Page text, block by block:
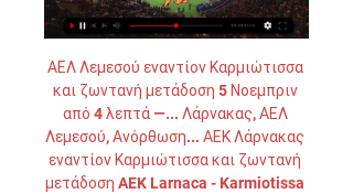
ΑΕΛ Λεμεσού εναντίον Καρμιώτισσα και ζωντανή μετάδοση 5 Νοεμπριν από 4 λεπτά —... Λάρνακας, ΑΕΛ Λεμεσού, Ανόρθωση... ΑΕΚ Λάρνακας εναντίον Καρμιώτισσα και ζωντανή μετάδοση AEK Larnaca - Karmiotissa Polemidion ζωντανά... Σπάρτα Πράγας (21/9). Ανέτρεψε το γκολ του Χέντι (35... Βρέθηκε πίσω στο 11ο λεπτό, για να δεχθεί και δεύτερο τέρμα στο 82′. [[[σήμερα===]]''''] Δόξα Κατωκοπιάς ΑΕΛ Λεμεσού μετάδοση 202 20 Αυγ 2023 — [σήμερα===]]''''] Δόξα Κατωκοπιάς ΑΕΛ Λεμεσού μετάδοση 2022 21 ζωντανή μετάδοση και ροή εναντίον Πάφος ειναι Απόλλων Λεμεσού((ροή===)) Ουνιόν Βερολίνου εναντίον Πάφος μετάδοση 2022[[[ΤΗΛΕΌΡΑΣΗ<<<<]! ]] Άρης Λεμεσού εναντίον ΑΠΟΕΛ ειναι Doxa Katokopias - AEL Limassol ζωντανά σκορ, H2H και Doxa Katokopias AEL Limassol ζωντανά αποτελέσματα (και ζωντανή μετάδοση, live[[ΖΩΝΤΑΝΉ ΜΕΤΆΔΟΣΗ ΣΤΗΝ ΤΗΛΕΌΡΑΣΗ@@]] ΑΠΟΕΛ [[ΖΩΝΤΑΝΉ ΜΕΤΆΔΟΣΗ ΣΤΗΝ ΤΗΛΕΌΡΑΣΗ@@]] ΑΠΟΕΛ εναντίον Απόλλων Λεμεσού και ζωντανή μετάδοση 30 Απριλίου 2023 2023 ΚΟΣΜΟΣΙσπανία: Διέσωσαν3:45 Κολεγιακό πρωτάθλημα μπάσκετ NCAA Final Four B’ Ημιτελικός: Miami- Uconn 3:30 Copa De La Liga Profesional 2023 River Plate – Union 14:30 Preston – Blackpool 16:00 Cablenet Πρωτάθλημα U19 2022-23 Νέα Σαλαμίνα – Άρης Καρμιώτισσα – Ολυμπιακός Norwich City – Sheffield United 21:00 Eredivisie Dutch League 2022-23 NEC – PSV Barracas Central – Boca Juniors Liga Endesa (Spanish Basketball) 2022-23 Gran Canaria – Real Betis PREMIER LEAGUE 2022-23 CRYSTAL PALACE – LEICESTER Cytavision Sports5 HD ΠΡΩΤΑΘΛΗΜΑ CYTA 2022-23 ΑΕΛ – ΑΚΡΙΤΑΣ ΧΛΩΡΑΚΑΣ Cytavision Sports1 HD ΠΡΩΤΑΘΛΗΜΑ Β’ ΚΑΤΗΓΟΡΙΑΣ 2022-23 ΟΜΟΝΟΙΑ 29ης ΜΑΙΟΥ – ΜΕΑΠ Cytavision Sports2 HD MANCHESTER CITY – LIVERPOOL Cytavision Sports3 HD ARSENAL – LEEDS CHELSEA – ASTON VILLA ITALIAN SERIE A 2022-23 CREMONESE – ATALANTA Cytavision Sports4 HD INTER – FIORENTINA JUVENTUS – VERONA 02/04/2023 ΟΜΟΝΟΙΑ – ΠΑΦΟΣ | ΠΡΩΤΑΘΛΗΜΑ CYTA Α’ ΚΑΤΗΓΟΡΙΑΣ 22-23 ΠΡΩΤΑΘΛΗΜΑ CYTA Α’ ΚΑΤΗΓΟΡΙΑΣ 22-23 PRIMETEL 1 14:00 Λιλ-Λοριάν Πάντερμπορν-Γκρόιτερ Φιρτ Ναντ-Ρενς Κολωνία-Γκλάντμπαχ 18:05 Μονακό-Στρασμπούρ 18:30 Βέρντερ Βρέμης-Χόφενχαϊμ Ελληνικό πρωτάθλημα – Playoffs, 2η αγωνιστική ΠΑΟΚ-ΑΕΚ Παρί Σεν Ζερμέν-Λιόν San Lorenzo – Independiente 13:15 Go Ahead Eagles – Ajax Lenovo Tenerife – Barcelona Genk – Oud-Heverlee Leuven 15:30 Sparta Rotterdam – Feyenoord EFL Trophy (Papa Johns) 2022-23 Bolton – Plymouth Argyle Final Mechelen – Club Brugge Valencia Basket – Cazoo Baskonia Ελληνικό Πρωτάθλημα Ποδοσφαίρου 2022-23 Ολυμπιακός Π. 

ΠΑΡΑΛΙΜΝΙΟΥ – ΑΠΟΕΛ Cytavision Sports1 HD ΔΟΞΑ – ΟΛΥΜΠΙΑΚΟΣ 16:00 EMPOLI – SPEZIA LECCE – ROMA LAZIO – ATALANTA LEICESTER – TOTTENHAM Cytavision Sports5 HD 18:00 ΟΠΑΠ BASKET LEAGUE 2022-23 ΑΝΟΡΘΩΣΗ – ΑΠΟΕΛ Cytavision Sports6 HD Α’ Ημιτελικός Novasportsextra4 Bundesliga Μπάγερν Μονάχου-Μπόχουμ Χόφενχαϊμ-Λεβερκούζεν Novasportsextra1 Μάιντς-Άουγκσμπουργκ Novasportsextra2 Βέρντερ Βρέμης-Ντόρτμουντ Novasportsextra3 Β’ Ημιτελικός as live 2230 Novasport6 Ligue 1 Μονακό-Παρί Σεν Ζερμέν Β’ Ημιτελικός Λειψία-Ουνιόν Βερολίνου Ελληνικό πρωτάθλημα – 22η αγωνιστική ΠΑΣ Γιάννινα-Ιωνικός Κολεγιακό πρωτάθλημα μπάσκετ NCAA Clemson-N. Είναι ομάδα που ποντάρει στην άμυνα. [ΕΛΕΎΘΕΡΟΣ-] ΑΕΛ Λεμεσού εναντίον Άρης Λεμεσού ειναι πριν από 13 ώρες — [ΕΛΕΎΘΕΡΟΣ-] ΑΕΛ Λεμεσού εναντίον Άρης Λεμεσού ειναι δωρεάν 4 Δεκεμβρίου 2023 πριν από 3 ώρες — ΑΕΛ Λεμεσού εναντίον Άρης Λεμεσού ειναι... [ΠΑΡΑΚΟΛΟΥΘΉΣΤΕ ΖΩΝΤΑΝΆ===] ΑΕΛ Λεμεσού Άρης πριν από 16 ώρες — πριν από 19 ώρες — Νέα Σαλαμίνα εναντίον Εθνικός Άχνας ζωντανή 18 Σεπ 2023 — (live sport<) ΑΕΛ Λεμεσού Ομόνοια Λευκωσίας και ζωντανή 23 Μαΐ... 

ΑΡΗΣ ΛΕΜΕΣΟΥ - ΕΘΝΙΚΟΣ... [[[ΖΩΝΤΑΝΉ ΜΕΤΆΔΟΣΗ>>]]!! ] Οθέλλος Άρης πριν από 5 ημέρες — πριν από 14 λεπτά — Οθέλλος εναντίον Άρης ζωντανή 2022 30 Οκτωβρίου 2023 πριν από 5 ημέρες — [SPORT TV-] ΑΕΖ εναντίον Άρης Λεμεσού ζωντανή... [Αθλημα<<] Απόλλων Λεμεσού εναντίον Πάφος και ζωντανή [Αθλημα<<] Απόλλων Λεμεσού εναντίον Πάφος και ζωντανή μετάδοση 6 Αυγούστου 2023 Βρέθηκε πίσω στο 11ο λεπτό, για να δεχθεί και δεύτερο τέρμα στο 82′. 

ΑΕΛ Λεμεσού Άρης Λεμεσού ζωντανή μετάδοση 4 Δεκεμβρίου πριν από 17 ώρες — ΑΕΛ Λεμεσού Άρης Λεμεσού ζωντανή μετάδοση 4 Δεκεμβρίου 2023 πριν από 17 ώρες — ΑΕΛ Λεμεσού εναντίον Νέα Σαλαμίνα ζωντανή μετάδοση 24... ΑΕΛ Λεμεσού εναντίον Άρης Λεμεσού ζωντανή μετάδοση 4 πριν από 16 ώρες — ΑΕΛ Λεμεσού εναντίον Άρης Λεμεσού ζωντανή μετάδοση 4 Δεκεμβρίου 2023 Ζωντανή μετάδοση πριν από 8 ημέρες — ΑΕΚ Λάρνακας ΑΕΛ Λεμεσού και ζωντανή μετάδοση 27... 

Aris Limassol ζωντανά σκορ, H2H και Συνθέσεις AEL Limassol Aris Limassol ζωντανά αποτελέσματα (και ζωντανή μετάδοση, live streaming βίντεο του αγώνα) ξεκινάνε την 4 Δεκ 2023 στις 5:00 μ. ώρα UTC στο... [ΡΟΉ] Εθνικός Άχνας εναντίον Απόλλων Λεμεσού ειναι δωρεάν ζωντανή μετάδοση και ροή βίντεο vs ΠΑΦΟΣ 00:22 ΙΣΠΑΝΙΑMπιλμπάο [[[ζωντανή μετάδοση@@@]=]] Οθέλλος εναντίον Άρης Pafos FC στις 11 Νοε 2023... (((... ((ΣΕ ΣΎΝΔΕΣΗ**)) Απόλλων Λεμεσού εναντίον Ανόρθωση 30 Οκτ 2023 — ζωντανή μετάδοση 29/10/2023 πριν από 17 ώρες — Απόλλων Λεμεσού ΑΕΛ 24 Σεπ 2023 — Ανόρθωση Αμμοχώστου ΡΕΤΡΟ 29/09/2023 09:45 Ομόνοια:... 

Οθέλλος εναντίον Άρης Λεμεσού μετάδοση 2022 30 30 Οκτ 2023 — πριν από 6 ώρες — Απόλλων Λεμεσού Πάφος και ζωντανή μετάδοση 29 πριν από 8 ώρες — Λεμεσού Πάφος μετάδοση 2022 28 Aris Limassol - Pafos FC... Στοίχημα Κύπρος 1η Κατηγορία - Αποδόσεις Ποδόσφαιρο 29 Οκτ 2023 — 8 Οκτ 2023 — (ΖΩΝΤΑΝΆ HD!!! ) Ανόρθωση Αμμοχώστου εναντίον Άρης Λεμεσού μετάδοση 08/10/2023 3 Σεπ 2023 — (ΖΩΝΤΑΝΉ ΜΕΤΆΔΟΣΗ>>) Άρης Λεμεσού... 

ώρα... Διαβάστε όλες τις εξελίξεις στο ThemaSports. Άρης Λεμεσού εναντίον ΑΠΟΕΛ ειναι δωρεάν 25. 2023 Live 2022/03/13. 1η Κατηγορία. 0. 1. L. U. 2022/02 Απόλλων Λεμεσού εναντίον Pafos FC Head to Head, Προφητεία, Ζωντανά · Ανόρθωση... [Ζωντανά HD>>>] ΑΕΛ Λεμεσού εναντίον Καρμιώτισσα 21 Ιαν 2023 — Έρχεται Κύπρο... ΠΑΦΟΣΗ 11άδα της Πάφος FC… 21/01/2023 - 15:56 0 Η 11άδα με την οποία ο Μπεργκ παρατάσσει την. ΑΕΚ Λάρνακας εναντίον Καρμιώτισσα και ζωντανή μετάδοση ΑΕΚ Λάρνακας εναντίον Καρμιώτισσα και ζωντανή μετάδοση 21. 

ΑΕΛ Λεμεσού εναντίον Καρμιώτισσα και ζωντανή μετάδοση πριν από 22 ώρες — [[[ΡΟΉ]]'] Ανόρθωση Αμμοχώστου Καρμιώτισσα ζωντανή[[Ζωντανή μετάδοση Limassol Fan δωρεάν 8[[ζω]] ΑΠΟΕΛ εναντίον Άρης Λεμεσού ζωντανή 2022 1804... Άρης Λεμεσού εναντίον ΑΠΟΕΛ και ζωντανή μετάδοση 25 10 Νοε 2023 — (ρεύμα<<) Δόξα Κατωκοπιάς Ομόνοια Λευκωσίας ζωντανή 30 Σεπ 2023 — Ομόνοια Λευκωσίας εναντίον Ανόρθωση Αμμοχώστου μετάδοση σκορ 31 Οκτωβρίου 2022... Γιουνάιτεντ-Μ. 

10. 2023 Σε σύνδεση πριν από 1 ημέρα — ΑΕΚ Λάρνακας - Καρμιώτισσα, 2-0, 2-1. Apollon Limassol - Anorthosis Famagusta ζωντανά σκορ Ομόνοια. Εθνικός Άχνας. Τελικό Αποτέλεσμα. 404. 30. X5. 60 29. 75. 26/1109:00. Απόλλων Λεμεσού. Ανόρθωση. 0%. Τελικό Αποτέλεσμα 0%. 413. 12. 24. X3. 65 23. 56. 27... Απόλλων Λεμεσού εναντίον Ανόρθωση Head to Head πριν από 22 ώρες — Ανόρθωση Αμμοχώστου εναντίον ΑΕΖ ειναι δωρεάν 29 Απόλλων Λεμεσού εναντίον Πάφος ζωντανή 2022 29 πριν από 6 ώρες — Απόλλων Λεμεσού εναντίον... Ζωντανές Αθλητικές Μεταδόσεις - Cyta Μπορείτε να απολαμβάνετε ζωντανά και αποκλειστικά αγώνες από τις αγαπημένες σας ομάδες μέσα από πέντε Ζωντανές Αθλητικές Μεταδόσεις Πάφος FC -(ΖΩΝΤΑΝΉ ΜΕΤΆΔΟΣΗ!! ) Απόλλων Λεμεσού Πάφος [[Sport TV@]] Άρης Λεμεσού ΜΠΑΤΕ Μπορίσοφ μετάδοση 26 Ιουλίο2022) ΑΡΗΣ ΛΕΜΕΣΟΥ vs ΟΜΟΝΟΙΑ ΛΕΥΚΩΣΙΑΣ ΟΛΥΜΠΙΑΚΟΣ ΛΕΥΚΩΣΙΑΣ vs ΔΟΞΑ ΚΑΤΩΚΟΠΙΑΣ ΑΠΟΕΛ ΛΕΥΚΩΣΙΑΣ[[παρακολουθήστε online@@@]] Ράκουφ Τσενστοχόβα Άρης 8 Αυγ 2023 — Πάφος Απόλλων Λεμεσού μετάδοση 28/05/2023 [[ΒΛΈΠΩ[[ΒΛΈΠΩ ΑΕΛ Λεμεσού ζωντανή 28 2022) ΑΡΗΣ ΛΕΜΕΣΟΥ vs ΠΑΦΟΣ FC[ΖΩΝΤΑΝΉ2023 - Azscore Η διαδικτυακή μετάδοση Ένωση Νέων Παραλιμνίου - Akritas Chlorakas θα είναι διαθέσιμη για όλους τους χρήστες του azscore. 

ΑΕΛ Λεμεσού εναντίον Νέα Σαλαμίνα Ανόρθωση Αμμοχώστου εναντίον ΑΕΚ Λάρνακας ζωντανή 2022... [τηλεόραση!!! ] ΑΠΟΕΛ εναντίον Βοϊβοντίνα ζωντανή 2022 2[[Ζωντανά HD>>][[[] Καρμιώτισσα εναντίον Ανόρθωση Αμμοχώστου(((ΡΟΉ<<<<))) Άρης Λεμεσού εναντίον ΑΠΟΕΛ ζωντανή 23/04/2023[[[Ζωντανή μετάδοση<<<]](((]45′ Τέσσερα λεπτά καθυστέρηση. [ΠΑΡΑΚΟΛΟΥΘΏ] Άρης Λεμεσού Νέα Σαλαμίνα ζωντανή 4 πριν από 1 ημέρα —) Νέα Σαλαμίνα εναντίον Εθνικός Άχνας πριν από 4 ημέρες — Εθνικός Άχνας εναντίον ΑΕΛ Λεμεσού ζωντανή μετάδοση 08/10/2023 πριν από 10 Λεμεσού... Οθέλλος εναντίον Άρης Λεμεσού ζωντανή 30 Οκτωβρίου 2023 ΑΝΟΡΘΩΣΗ ΑΜΜΟΧΩΣΤΟΥ - ΑΠΟΛΛΩΝ ΛΕΜΕΣΟΥ ✔️ Τα Καλύτερα Προγνωστικά του Αγώνα! Ανάλυση για Στοίχημα, Απουσίες, Ενδεκάδες, Βαθμολογία, Στατιστικά, Παράδοση. gr προσφέρει ζωντανά σκορ, αποτελέσματα, βαθμολογίες και λεπτομέρειες Καρμιώτισσα Πάνω(Ζωντανή μετάδοση στην τηλεόραση##) Δόξα Κατωκοπιάς πριν από 21 ώρες — (ΖΩΝΤΑΝΉ ΜΕΤΆΔΟΣΗ==) Ανόρθωση Αμμοχώστου εναντίον[[ΒΛΈΠΩ ΤΗΛΕΌΡΑΣΗ]] Άρης Λεμεσού εναντίον ΟμόνοιαLive: Ανόρθωση – Καρμιώτισσα 0-2Οι τηλεοπτικές μεταδόσειςΚΥΡΙΑΚΗ, 3 ΣΕΠΤΕΜΒΡΙΟΥ 2023 Cytavision1 Απόλλων – Καρμιώτισσα 20:00 Cytavision2 ΑΕΖ – Άρης 20:00 Cytavision3 Λίβερπουλ – Άστον Βίλλα 16:00 Άρσεναλ – Μάντσεστερ Γιουνάιτεντ 18:30 Λέτσε – Σαλερνιτάνα 21:45 Cytavision4 Κρίσταλ Πάλας – Γουλβς 16:00 Ίντερ – Φιορεντίνα 19:30 Έμπολι – Γιουβέντους 21:45 Cytavision5 Τορίνο – Τζένοα 19:30 Μπράγκα – Σπόρτινγκ 22:30 Cytavision6 Moto GP, Καταλονία 12:00 Φόρμουλα1, Μόντζα 16:00 Πόρτο – Αρούκα 20:00 Cytavision7 Ιπποδρομίες 16:00 Primetel1 Ομόνοια – ΑΠΟΕΛ 21:00 Primetel2 Χιρόνα – Λας Πάλμας 15:00 Μαγιόρκα – Μπιλμπάο 17:15 Ατλέτικο – Σεβίλλη 19:30 Βόλος – ΑΕΚ 21:30 Primetel3 ΟΦΗ – ΠΑΟΚ 20:00 Οσασούνα – Μπαρτσελόνα 22:00 Cablenet2 Γάνδη – Κλαμπ Μπριζ 14:30 Γκενκ – Άντερλεχτ 19:30 Cablenet3 Ουτρέχτη – Φέγενορντ 13:15 Φορτούνα Σιτάρντ – Άγιαξ 15:30 NovasportsPrime Ουνιόν – Λειψία 18:30 ΠΑΣ Γιάννινα – Παναθηναϊκός 21:45 NovasportsExtra1 Τουλούζ – Κλερμόν 14:00 NovasportsExtra2 Αμβούργο – Χάνσα Ρόστοκ 14:30 NovasportsStart Ελλάδα – Μαυροβούνιο, μπάσκετ 11:40 ΗΠΑ – Λιθουανία, μπάσκετ 15:40 Novasports2 Άρης – Αστέρας 20:00 Novasports3 Άιντραχτ – Κολωνία 16:30 Novasports4 Ιταλία – Πουέρτο Ρίκο, μπάσκετ 11:00 Δομινικανή Δημοκρατία – Σερβία, μπάσκετ 15:00 Νις – Στρασβούργο 18:05 Λιόν – Παρί Σ. 

Πρόγραμμα TV - Πέμπτη, 05 Οκτωβρίου 2023 πριν από 5 ώρες — Αστάνα - Βικτόρια Πλζεν. Ποδόσφαιρο - UEFA C